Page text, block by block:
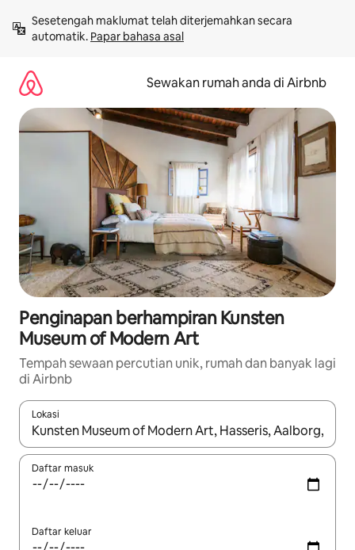
kandungan
Sesetengah maklumat telah diterjemahkan secara
automatik. Papar bahasa asal
Sewakan rumah anda di Airbnb
Penginapan berhampiran Kunsten
Museum of Modern Art
Tempah sewaan percutian unik, rumah dan banyak lagi
di Airbnb
Lokasi
Apabila hasil tersedia, navigasi dengan kekunci anak panah
Daftar masuk
Daftar keluar